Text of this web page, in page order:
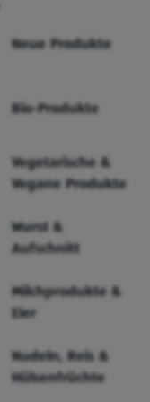
Neue Produkte
Bio-Produkte
Vegetarische &
Vegane Produkte
Wurst &
Aufschnitt
Milchprodukte &
Eier
Nudeln, Reis &
Hülsenfrüchte